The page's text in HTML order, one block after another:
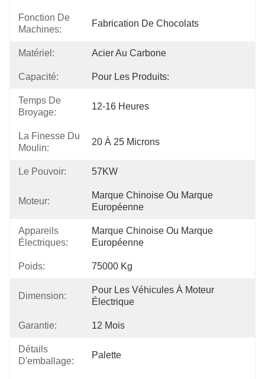
Fonction De
Machines:
Fabrication De Chocolats
Matériel: Acier Au Carbone
Capacité: Pour Les Produits:
Temps De
Broyage:
12-16 Heures
La Finesse Du
Moulin:
20 À 25 Microns
Le Pouvoir: 57KW
Moteur:
Marque Chinoise Ou Marque
Européenne
Appareils
Électriques:
Marque Chinoise Ou Marque
Européenne
Poids: 75000 Kg
Dimension:
Pour Les Véhicules À Moteur
Électrique
Garantie: 12 Mois
Détails
D'emballage:
Palette